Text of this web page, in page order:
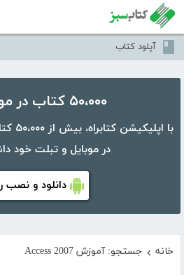
آپلود کتاب
۵۰،۰۰۰ کتاب در موبایل شما
با
در موبایل و تبلت خود
دانلود و نصب
خانه › جستجو: آموزش Access 2007